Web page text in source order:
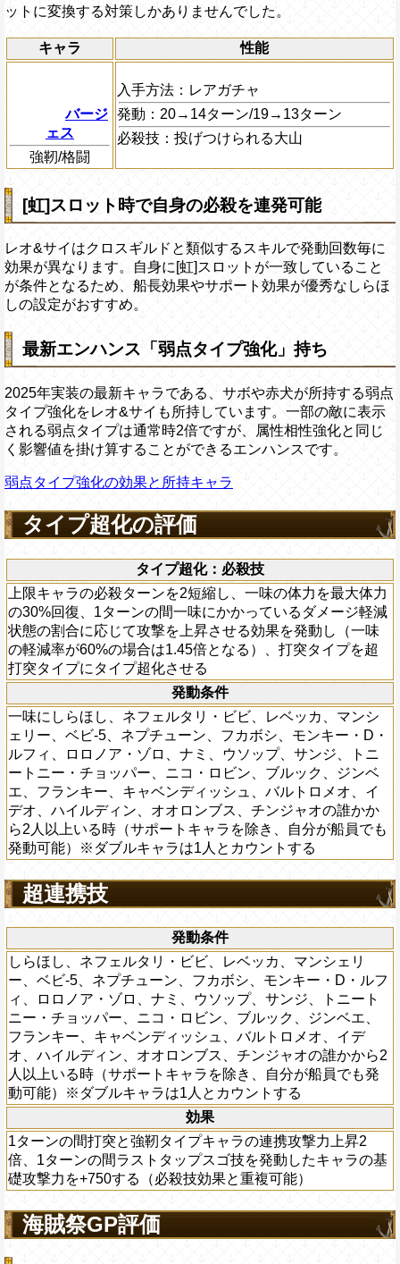
ットに変換する対策しかありませんでした。
キャラ 性能
バージ
ェス
強靭/格闘
入手方法： レアガチャ
発動： 20→14ターン/19→13ターン
必殺技： 投げつけられる大山
[虹]スロット時で自身の必殺を連発可能
レオ&サイはクロスギルドと類似するスキルで発動回数毎に
効果が異なります。自身に[虹]スロットが一致していること
が条件となるため、船長効果やサポート効果が優秀なしらほ
しの設定がおすすめ。
最新エンハンス「弱点タイプ強化」持ち
2025年実装の最新キャラである、サボや赤犬が所持する弱点
タイプ強化をレオ&サイも所持しています。一部の敵に表示
される弱点タイプは通常時2倍ですが、属性相性強化と同じ
く影響値を掛け算することができるエンハンスです。
弱点タイプ強化の効果と所持キャラ
タイプ超化の評価
タイプ超化：必殺技
上限キャラの必殺ターンを2短縮し、一味の体力を最大体力
の30%回復、1ターンの間一味にかかっているダメージ軽減
状態の割合に応じて攻撃を上昇させる効果を発動し（一味
の軽減率が60%の場合は1.45倍となる）、打突タイプを超
打突タイプにタイプ超化させる
発動条件
一味にしらほし、ネフェルタリ・ビビ、レベッカ、マンシ
ェリー、ベビ-5、ネプチューン、フカボシ、モンキー・D・
ルフィ、ロロノア・ゾロ、ナミ、ウソップ、サンジ、トニ
ートニー・チョッパー、ニコ・ロビン、ブルック、ジンベ
エ、フランキー、キャベンディッシュ、バルトロメオ、イ
デオ、ハイルディン、オオロンブス、チンジャオの誰かか
ら2人以上いる時（サポートキャラを除き、自分が船員でも
発動可能）※ダブルキャラは1人とカウントする
超連携技
発動条件
しらほし、ネフェルタリ・ビビ、レベッカ、マンシェリ
ー、ベビ-5、ネプチューン、フカボシ、モンキー・D・ルフ
ィ、ロロノア・ゾロ、ナミ、ウソップ、サンジ、トニート
ニー・チョッパー、ニコ・ロビン、ブルック、ジンベエ、
フランキー、キャベンディッシュ、バルトロメオ、イデ
オ、ハイルディン、オオロンブス、チンジャオの誰かから2
人以上いる時（サポートキャラを除き、自分が船員でも発
動可能）※ダブルキャラは1人とカウントする
効果
1ターンの間打突と強靭タイプキャラの連携攻撃力上昇2
倍、1ターンの間ラストタップスゴ技を発動したキャラの基
礎攻撃力を+750する（必殺技効果と重複可能）
海賊祭GP評価